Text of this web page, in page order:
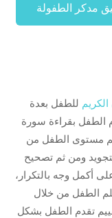
مدكر الطفولة
للطفل بعدة
الطفل بقراءة سورة
مستوى الطفل من
ومن ثم تصحيح
أكمل وجه بالتكرار،
الطفل من خلال
تقدم الطفل بشكل